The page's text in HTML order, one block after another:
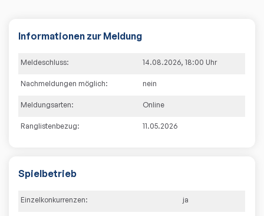
Informationen zur Meldung
Meldeschluss: 14.08.2026, 18:00 Uhr
Nachmeldungen möglich: nein
Meldungsarten: Online
Ranglistenbezug: 11.05.2026
Spielbetrieb
Einzelkonkurrenzen: ja